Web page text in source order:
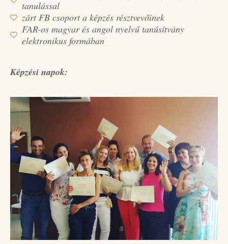
tanulással
zárt FB csoport a képzés résztvevőinek
FAR-os magyar és angol nyelvű tanúsítvány
elektronikus formában
Képzési napok: